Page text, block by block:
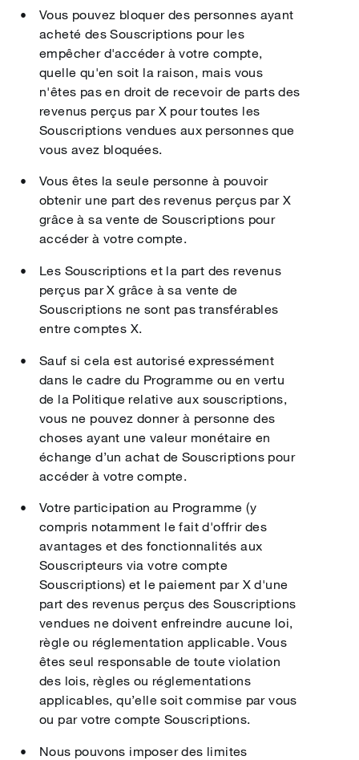
Vous pouvez bloquer des personnes ayant
acheté des Souscriptions pour les
empêcher d'accéder à votre compte,
quelle qu'en soit la raison, mais vous
n'êtes pas en droit de recevoir de parts des
revenus perçus par X pour toutes les
Souscriptions vendues aux personnes que
vous avez bloquées.
Vous êtes la seule personne à pouvoir
obtenir une part des revenus perçus par X
grâce à sa vente de Souscriptions pour
accéder à votre compte.
Les Souscriptions et la part des revenus
perçus par X grâce à sa vente de
Souscriptions ne sont pas transférables
entre comptes X.
Sauf si cela est autorisé expressément
dans le cadre du Programme ou en vertu
de la Politique relative aux souscriptions,
vous ne pouvez donner à personne des
choses ayant une valeur monétaire en
échange d’un achat de Souscriptions pour
accéder à votre compte.
Votre participation au Programme (y
compris notamment le fait d'offrir des
avantages et des fonctionnalités aux
Souscripteurs via votre compte
Souscriptions) et le paiement par X d'une
part des revenus perçus des Souscriptions
vendues ne doivent enfreindre aucune loi,
règle ou réglementation applicable. Vous
êtes seul responsable de toute violation
des lois, règles ou réglementations
applicables, qu’elle soit commise par vous
ou par votre compte Souscriptions.
Nous pouvons imposer des limites